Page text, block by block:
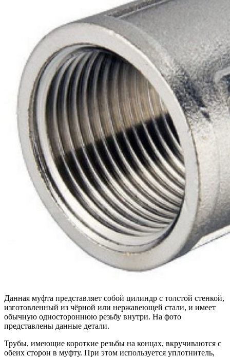
Данная муфта представляет собой цилиндр с толстой стенкой,
изготовленный из чёрной или нержавеющей стали, и имеет
обычную одностороннюю резьбу внутри. На фото
представлены данные детали.
Трубы, имеющие короткие резьбы на концах, вкручиваются с
обеих сторон в муфту. При этом используется уплотнитель,